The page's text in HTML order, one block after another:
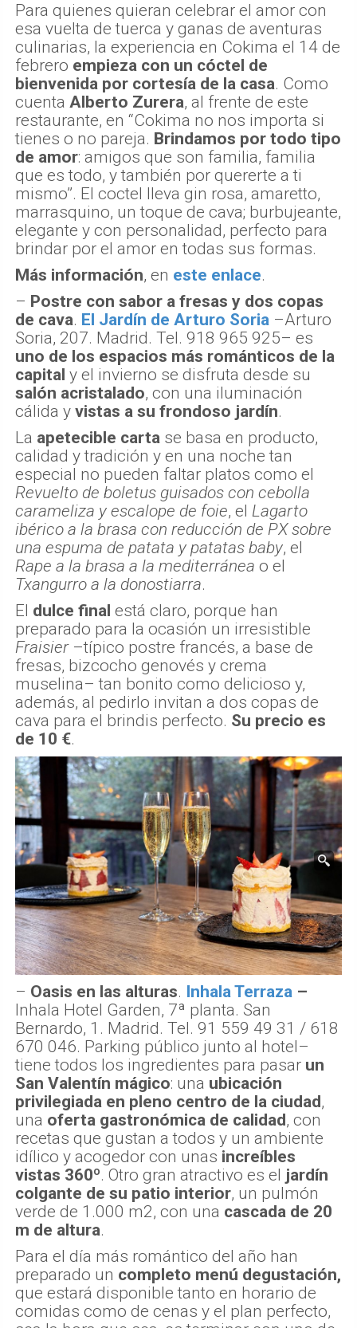
Para quienes quieran celebrar el amor con
esa vuelta de tuerca y ganas de aventuras
culinarias, la experiencia en Cokima el 14 de
febrero empieza con un cóctel de
bienvenida por cortesía de la casa. Como
cuenta Alberto Zurera, al frente de este
restaurante, en “Cokima no nos importa si
tienes o no pareja. Brindamos por todo tipo
de amor: amigos que son familia, familia
que es todo, y también por quererte a ti
mismo”. El coctel lleva gin rosa, amaretto,
marrasquino, un toque de cava; burbujeante,
elegante y con personalidad, perfecto para
brindar por el amor en todas sus formas.
Más información, en este enlace.
– Postre con sabor a fresas y dos copas
de cava. El Jardín de Arturo Soria –Arturo
Soria, 207. Madrid. Tel. 918 965 925– es
uno de los espacios más románticos de la
capital y el invierno se disfruta desde su
salón acristalado, con una iluminación
cálida y vistas a su frondoso jardín.
La apetecible carta se basa en producto,
calidad y tradición y en una noche tan
especial no pueden faltar platos como el
Revuelto de boletus guisados con cebolla
carameliza y escalope de foie, el Lagarto
ibérico a la brasa con reducción de PX sobre
una espuma de patata y patatas baby, el
Rape a la brasa a la mediterránea o el
Txangurro a la donostiarra.
El dulce final está claro, porque han
preparado para la ocasión un irresistible
Fraisier–típico postre francés, a base de
fresas, bizcocho genovés y crema
muselina– tan bonito como delicioso y,
además, al pedirlo invitan a dos copas de
cava para el brindis perfecto. Su precio es
de 10 €.
– Oasis en las alturas. Inhala Terraza –
Inhala Hotel Garden, 7ª planta. San
Bernardo, 1. Madrid. Tel. 91 559 49 31 / 618
670 046. Parking público junto al hotel–
tiene todos los ingredientes para pasar un
San Valentín mágico: una ubicación
privilegiada en pleno centro de la ciudad,
una oferta gastronómica de calidad, con
recetas que gustan a todos y un ambiente
idílico y acogedor con unas increíbles
vistas 360º. Otro gran atractivo es el jardín
colgante de su patio interior, un pulmón
verde de 1.000 m2, con una cascada de 20
m de altura.
Para el día más romántico del año han
preparado un completo menú degustación,
que estará disponible tanto en horario de
comidas como de cenas y el plan perfecto,